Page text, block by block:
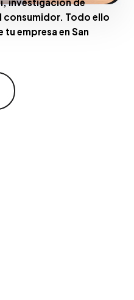
Todo ello
empresa en San